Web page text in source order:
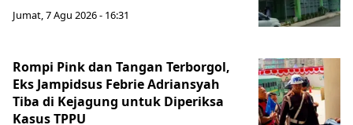
Jumat, 7 Agu 2026 - 16:31
Rompi Pink dan Tangan Terborgol,
Eks Jampidsus Febrie Adriansyah
Tiba di Kejagung untuk Diperiksa
Kasus TPPU